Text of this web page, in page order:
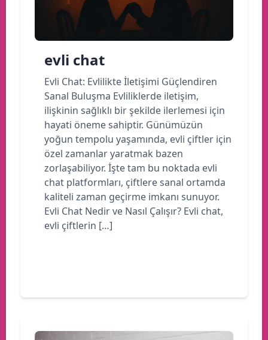
evli chat
Evli Chat: Evlilikte İletişimi Güçlendiren
Sanal Buluşma Evliliklerde iletişim,
ilişkinin sağlıklı bir şekilde ilerlemesi için
hayati öneme sahiptir. Günümüzün
yoğun tempolu yaşamında, evli çiftler için
özel zamanlar yaratmak bazen
zorlaşabiliyor. İşte tam bu noktada evli
chat platformları, çiftlere sanal ortamda
kaliteli zaman geçirme imkanı sunuyor.
Evli Chat Nedir ve Nasıl Çalışır? Evli chat,
evli çiftlerin […]